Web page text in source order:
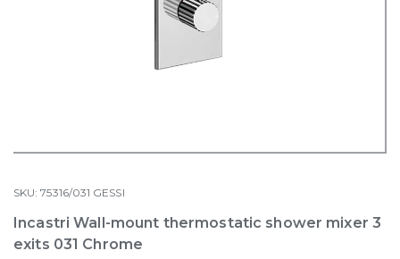
SKU:75316/031 GESSI
Incastri Wall-mount thermostatic shower mixer 3
exits 031 Chrome